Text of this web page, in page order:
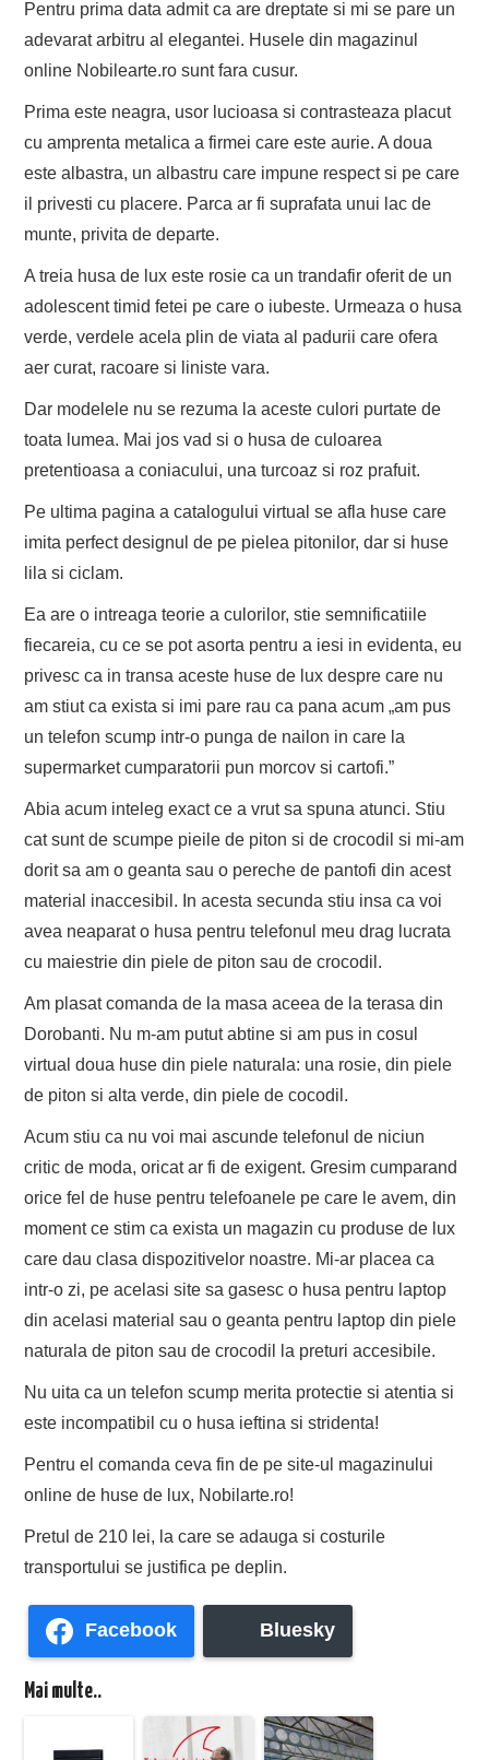
Pentru prima data admit ca are dreptate si mi se pare un
adevarat arbitru al elegantei. Husele din magazinul
online Nobilearte.ro sunt fara cusur.
Prima este neagra, usor lucioasa si contrasteaza placut
cu amprenta metalica a firmei care este aurie. A doua
este albastra, un albastru care impune respect si pe care
il privesti cu placere. Parca ar fi suprafata unui lac de
munte, privita de departe.
A treia husa de lux este rosie ca un trandafir oferit de un
adolescent timid fetei pe care o iubeste. Urmeaza o husa
verde, verdele acela plin de viata al padurii care ofera
aer curat, racoare si liniste vara.
Dar modelele nu se rezuma la aceste culori purtate de
toata lumea. Mai jos vad si o husa de culoarea
pretentioasa a coniacului, una turcoaz si roz prafuit.
Pe ultima pagina a catalogului virtual se afla huse care
imita perfect designul de pe pielea pitonilor, dar si huse
lila si ciclam.
Ea are o intreaga teorie a culorilor, stie semnificatiile
fiecareia, cu ce se pot asorta pentru a iesi in evidenta, eu
privesc ca in transa aceste huse de lux despre care nu
am stiut ca exista si imi pare rau ca pana acum „am pus
un telefon scump intr-o punga de nailon in care la
supermarket cumparatorii pun morcov si cartofi.”
Abia acum inteleg exact ce a vrut sa spuna atunci. Stiu
cat sunt de scumpe pieile de piton si de crocodil si mi-am
dorit sa am o geanta sau o pereche de pantofi din acest
material inaccesibil. In acesta secunda stiu insa ca voi
avea neaparat o husa pentru telefonul meu drag lucrata
cu maiestrie din piele de piton sau de crocodil.
Am plasat comanda de la masa aceea de la terasa din
Dorobanti. Nu m-am putut abtine si am pus in cosul
virtual doua huse din piele naturala: una rosie, din piele
de piton si alta verde, din piele de cocodil.
Acum stiu ca nu voi mai ascunde telefonul de niciun
critic de moda, oricat ar fi de exigent. Gresim cumparand
orice fel de huse pentru telefoanele pe care le avem, din
moment ce stim ca exista un magazin cu produse de lux
care dau clasa dispozitivelor noastre. Mi-ar placea ca
intr-o zi, pe acelasi site sa gasesc o husa pentru laptop
din acelasi material sau o geanta pentru laptop din piele
naturala de piton sau de crocodil la preturi accesibile.
Nu uita ca un telefon scump merita protectie si atentia si
este incompatibil cu o husa ieftina si stridenta!
Pentru el comanda ceva fin de pe site-ul magazinului
online de huse de lux, Nobilarte.ro!
Pretul de 210 lei, la care se adauga si costurile
transportului se justifica pe deplin.
Facebook Bluesky
Mai multe..